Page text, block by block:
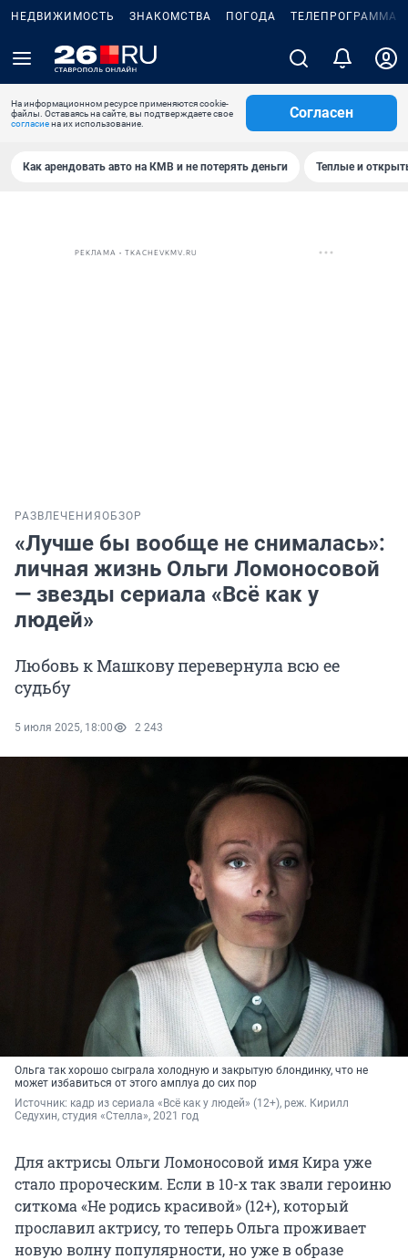
НЕДВИЖИМОСТЬ ЗНАКОМСТВА ПОГОДА ТЕЛЕПРОГРАММА
На информационном ресурсе применяются cookie-
файлы. Оставаясь на сайте, вы подтверждаете свое
согласиена их использование.
Согласен
Как арендовать авто на КМВ и не потерять деньги Теплые и
РЕКЛАМА • TKACHEVKMV.RU
РАЗВЛЕЧЕНИЯ ОБЗОР
«Лучше бы вообще не снималась»:
личная жизнь Ольги Ломоносовой
— звезды сериала «Всё как у
людей»
Любовь к Машкову перевернула всю ее
судьбу
5 июля 2025, 18:00 2 243
Ольга так хорошо сыграла холодную и закрытую блондинку, что не
может избавиться от этого амплуа до сих пор
Источник: кадр из сериала «Всё как у людей» (12+), реж. Кирилл
Седухин, студия «Стелла», 2021 год
Для актрисы Ольги Ломоносовой имя Кира уже
стало пророческим. Если в 10-х так звали героиню
ситкома «Не родись красивой» (12+), который
прославил актрису, то теперь Ольга проживает
новую волну популярности, но уже в образе